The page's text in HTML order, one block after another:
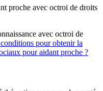
proche avec octroi de droits
avec octroi de
pour obtenir la
pour aidant proche ?